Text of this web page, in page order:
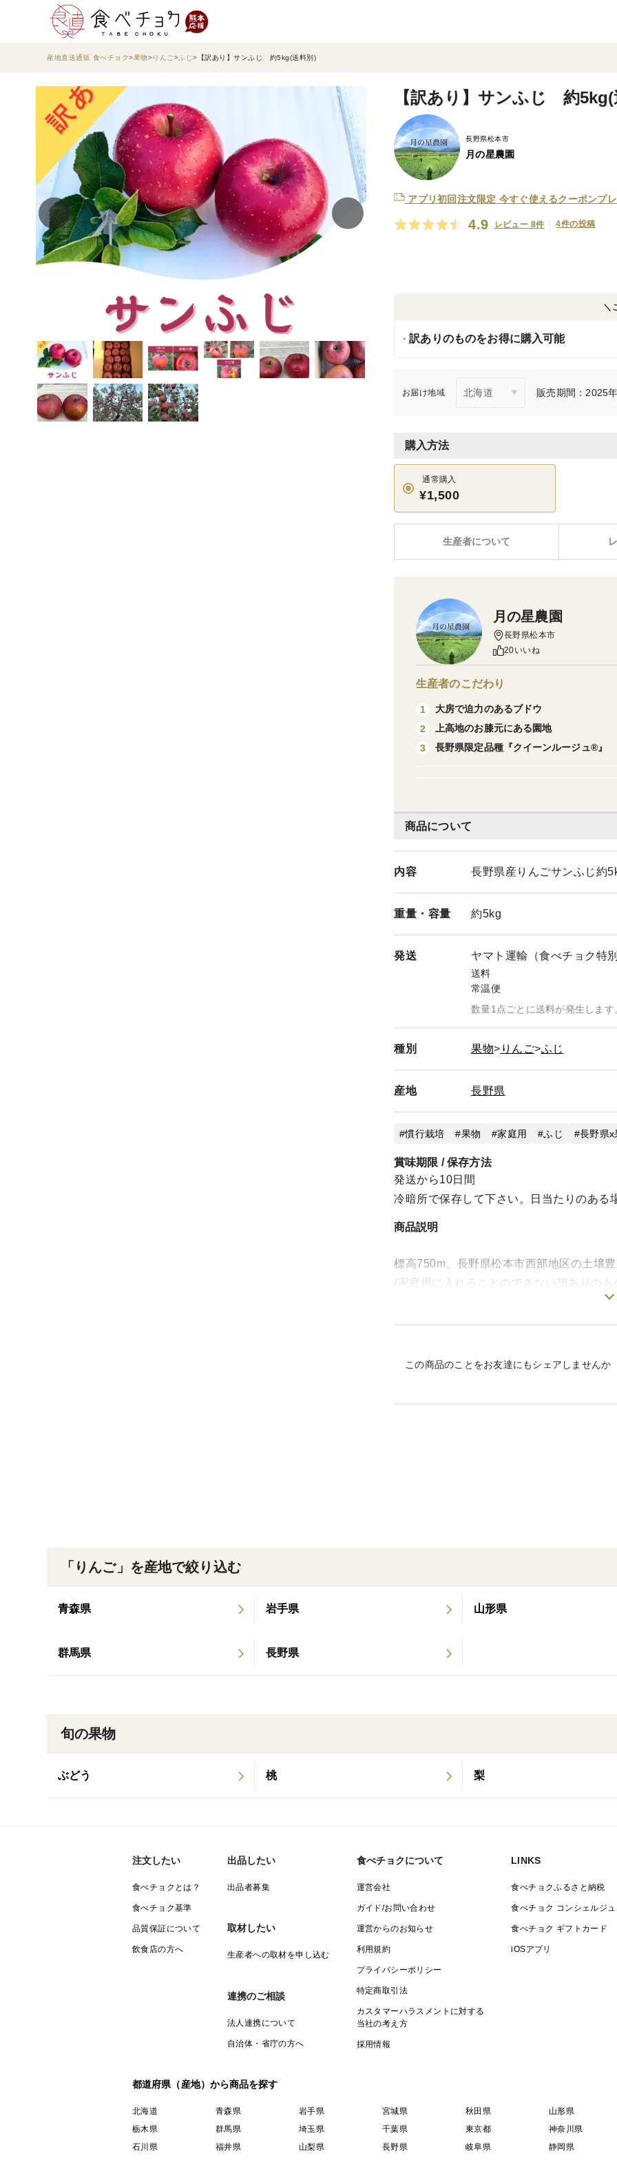
産地直送通販 食べチョク 果物 りんご ふじ 【訳あり】サンふじ 約5kg(送料別)
【訳あり】サンふじ 約5kg(
長野県松本市
月の星農園
アプリ初回注文限定 今すぐ使えるクーポンプ
4.9 レビュー 8件 4件の投稿
＼
訳ありのものをお得に購入可能
お届け地域 販売期間：2025
購入方法
通常購入
¥1,500
生産者について
商品について
内容 長野県産りんごサンふじ約
重量・ 容量 約5kg
発送 ヤマト運輸（食べチョク特
送料
常温便
数量1点ごとに送料が発生します
種別 果物 りんご ふじ
産地 長野県
慣行栽培 果物 家庭用 ふじ 長野県x
賞味期限 / 保存方法
発送から10日間
冷暗所で保存して下さい。日当たりのある
商品説明
標高750m、長野県松本市西部地区の土壌
(家庭用に入れることのできない訳ありの
『サンふじ』はりんごの中でメジャーな
酸味と甘味のバランスが絶妙な『サンふじ
・配送によるトラブル等は保証致しかねま
この商品のことをお友達にもシェアしませんか
月の星農園
長野県松本市
20いいね
生産者のこだわり
1
大房で迫力のあるブドウ
2
上高地のお膝元にある園地
3
長野県限定品種『クイーンルージュ®︎』
「りんご」を産地で絞り込む
青森県 岩手県 山形県
群馬県 長野県
旬の果物
ぶどう 桃 梨
注文したい
食べチョクとは？
食べチョク基準
品質保証について
飲食店の方へ
出品したい
出品者募集
取材したい
生産者への取材を申し込む
連携のご相談
法人連携について
自治体・省庁の方へ
食べチョクについて
運営会社
ガイド/お問い合わせ
運営からのお知らせ
利用規約
プライバシーポリシー
特定商取引法
カスタマーハラスメントに対する
当社の考え方
採用情報
LINKS
食べチョクふるさと納税
食べチョク コンシェルジュ
食べチョク ギフトカード
iOSアプリ
都道府県（産地）から商品を探す
北海道 青森県 岩手県 宮城県 秋田県
山形県
栃木県
群馬県 埼玉県 千葉県 東京都
神奈川県
石川県
福井県 山梨県 長野県 岐阜県 静岡県